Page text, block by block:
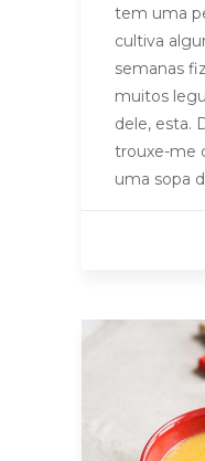
tem uma
cultiva
semanas
muitos
dele, esta.
trouxe-me
uma sopa